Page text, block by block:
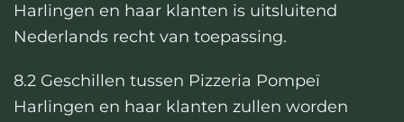
Harlingen en haar klanten is uitsluitend
Nederlands recht van toepassing.
8.2 Geschillen tussen Pizzeria Pompeï
Harlingen en haar klanten zullen worden